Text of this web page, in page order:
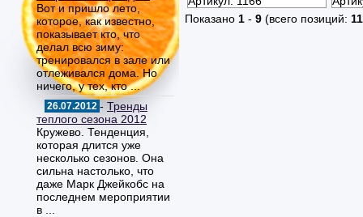
Вот и пришло лето,
которое, как известно,
показывает кто, что
делал всю зиму:
тренировался в зале или
отлеживался дома. Но
ничего, у тех, кто ...
26.07.2012 - Тренды
теплого сезона 2012
Кружево. Тенденция,
которая длится уже
несколько сезонов. Она
сильна настолько, что
даже Марк Джейкобс на
последнем мероприятии
в ...
Показано 1 - 9 (всего позиций: 11